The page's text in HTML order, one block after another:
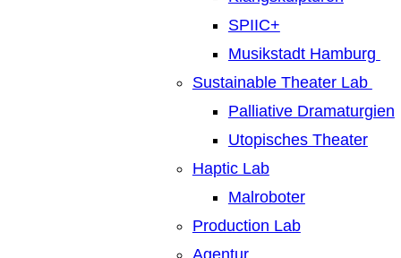
SPIIC+
Musikstadt Hamburg
Sustainable Theater Lab
Palliative Dramaturgien
Utopisches Theater
Haptic Lab
Malroboter
Production Lab
Agentur